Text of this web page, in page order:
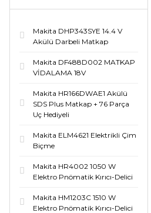
Makita DHP343SYE 14.4 V
Akülü Darbeli Matkap
Makita DF488D002 MATKAP
VİDALAMA 18V
Makita HR166DWAE1 Akülü
SDS Plus Matkap + 76 Parça
Uç Hediyeli
Makita ELM4621 Elektrikli Çim
Biçme
Makita HR4002 1050 W
Elektro Pnömatik Kırıcı-Delici
Makita HM1203C 1510 W
Elektro Pnömatik Kırıcı-Delici